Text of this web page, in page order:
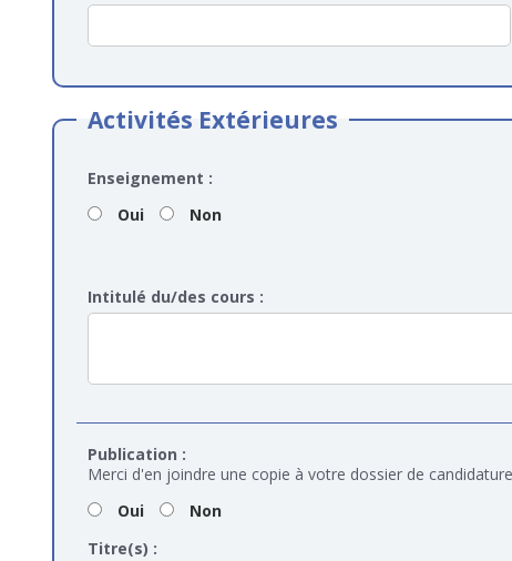
Activités Extérieures
Enseignement :
Oui
Non
Intitulé du/des cours :
Publication :
Merci d'en joindre une copie à votre dossier de candidature
Oui
Non
Titre(s) :